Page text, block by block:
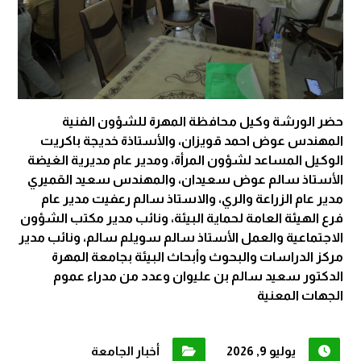
حضر الورشة وكيل محافظة المهرة للشؤون الفنية
المهندس عوض احمد قويزان، والأستاذة خديجة باكريت
الوكيل المساعد لشؤون المرأة، ومدير عام مديرية الغيضة
الأستاذ سالم عوض سعيدان، والمهندس سعيد القميري
مدير عام الزراعة والري، والاستاذ سالم رعفيت مدير عام
فرع الهيئة العامة لحماية البيئة، ونائب مدير مكتب الشؤون
الاجتماعية والعمل الأستاذ سالم سويلم سالم، ونائب مدير
مركز الدراسات والبحوث وأبحاث البيئة بجامعة المهرة
الدكتور سعيد سالم بن عليوان وعدد من مدراء عموم
الجهات المعنية
يوليو 9, 2026 أخبار الجامعة